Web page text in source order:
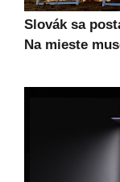
Slovák sa
Na mieste